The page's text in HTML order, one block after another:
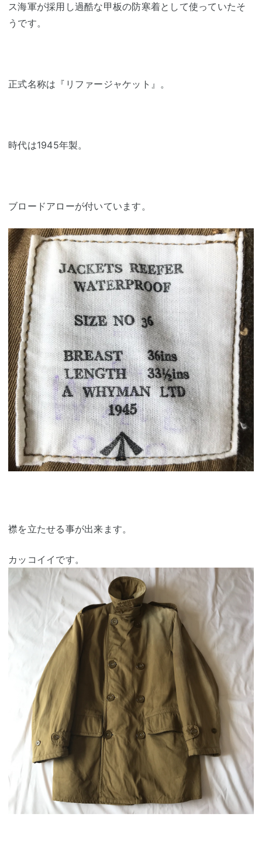
ス海軍が採用し過酷な甲板の防寒着として使っていたそ
うです。
正式名称は『リファージャケット』。
時代は1945年製。
ブロードアローが付いています。
襟を立たせる事が出来ます。
カッコイイです。